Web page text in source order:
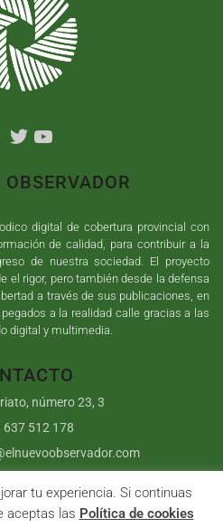
digital de cobertura provincial con
de calidad, para contribuir a la
de nuestra sociedad. El proyecto
el rigor, pero también desde la defensa
a través de sus publicaciones, en
a la realidad calle gracias a las
digital y multimedia.
número 23, 3
637 512 178
| Sumurdigital Diseño web
tu experiencia. Si continuas
aceptas las Política de cookies